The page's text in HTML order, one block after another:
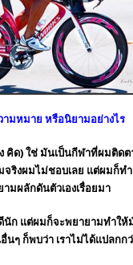
มหมาย หรือนิยามอย่างไร
ด) ใช่ มันเป็นกีฬาที่ผมติดต
ริงผมไม่ชอบเลย แต่ผมก็ท
มผลักดันตัวเองเรื่อยมา
ก แต่ผมก็จะพยายามทำให้มั
นๆ ก็พบว่า เราไม่ได้แปลก